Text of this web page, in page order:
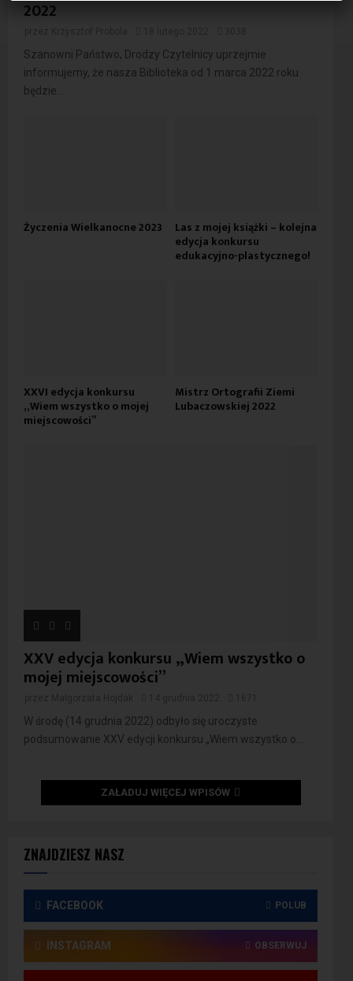
ZNAJDZIESZ NASZ
FACEBOOK POLUB
INSTAGRAM OBSERWUJ
2022
Szanowni Państwo, Drodzy Czytelnicy uprzejmie
informujemy, że nasza Biblioteka od 1 marca 2022 roku
będzie...
Życzenia Wielkanocne 2023 Las z mojej książki – kolejna
edycja konkursu
edukacyjno-plastycznego!
XXVI edycja konkursu
„Wiem wszystko o mojej
miejscowości”
Mistrz Ortografii Ziemi
Lubaczowskiej 2022
XXV edycja konkursu „Wiem wszystko o
mojej miejscowości”
W środę (14 grudnia 2022) odbyło się uroczyste
podsumowanie XXV edycji konkursu „Wiem wszystko o...
ZAŁADUJ WIĘCEJ WPISÓW